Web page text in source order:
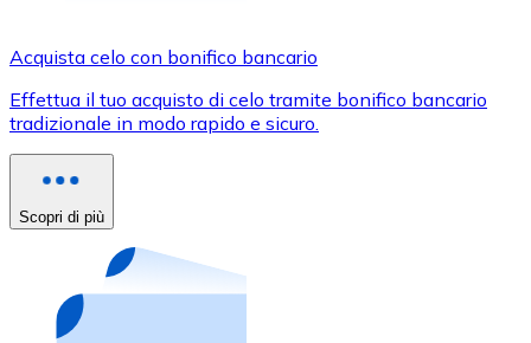
Usa le carte Visa e Mastercard per acquistare
Acquista con carta
Acquista gift card dei tuoi marchi preferiti con
Vai al negozio di carte regalo
Acquista celo con bonifico bancario
Effettua il tuo acquisto di celo tramite bonifico bancario
tradizionale in modo rapido e sicuro.
Scopri di più